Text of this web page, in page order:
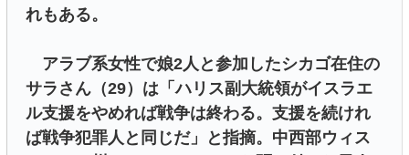
れもある。
アラブ系女性で娘2人と参加したシカゴ在住の
サラさん（29）は「ハリス副大統領がイスラエ
ル支援をやめれば戦争は終わる。支援を続けれ
ば戦争犯罪人と同じだ」と指摘。中西部ウィス